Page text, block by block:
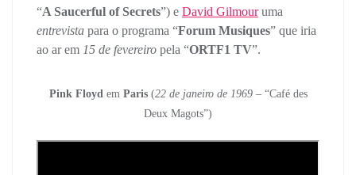
“A Saucerful of Secrets”) e David Gilmouruma
entrevista para o programa “Forum Musiques” que iria
ao ar em 15 de fevereiro pela “ORTF1 TV”.
Pink Floydem Paris(22 de janeiro de 1969– “Café des
Deux Magots”)